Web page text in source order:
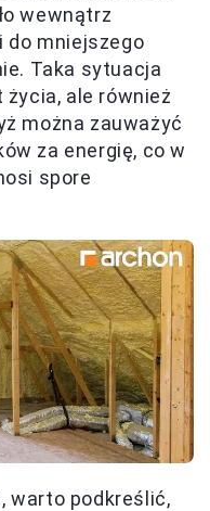
wewnątrz
do mniejszego
Taka sytuacja
ale również
można zauważyć
za energię, co w
spore
warto podkreślić,